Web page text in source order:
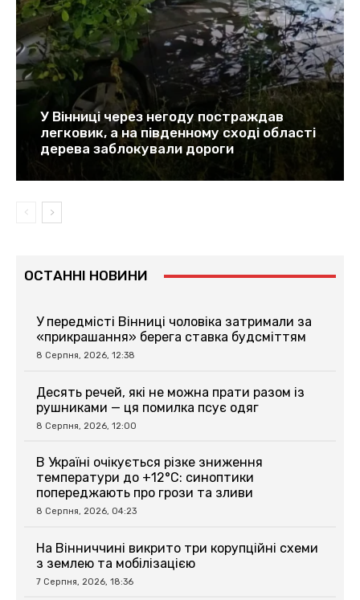
У Вінниці через негоду постраждав
легковик, а на південному сході області
дерева заблокували дороги
ОСТАННІ НОВИНИ
У передмісті Вінниці чоловіка затримали за
«прикрашання» берега ставка будсміттям
8 Серпня, 2026, 12:38
Десять речей, які не можна прати разом із
рушниками — ця помилка псує одяг
8 Серпня, 2026, 12:00
В Україні очікується різке зниження
температури до +12°C: синоптики
попереджають про грози та зливи
8 Серпня, 2026, 04:23
На Вінниччині викрито три корупційні схеми
з землею та мобілізацією
7 Серпня, 2026, 18:36